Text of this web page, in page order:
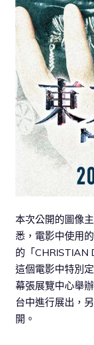
本次公開的圖像
悉，電影中使用
的「CHRISTIAN
這個電影中特別
幕張展覽中心舉
台中進行展出，
開。